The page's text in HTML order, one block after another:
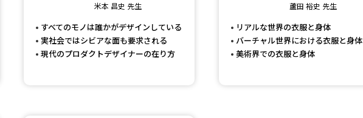
受験準備
米本 昌史 先生
すべてのモノは誰かがデザインしている
実社会ではシビアな面も要求される
現代のプロダクトデザイナーの在り方
蘆田 裕史 先生
リアルな世界の衣服と身体
バーチャル世界における衣服と身体
美術界での衣服と身体